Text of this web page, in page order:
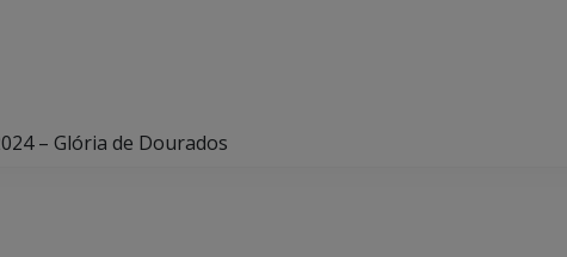
– Glória de Dourados